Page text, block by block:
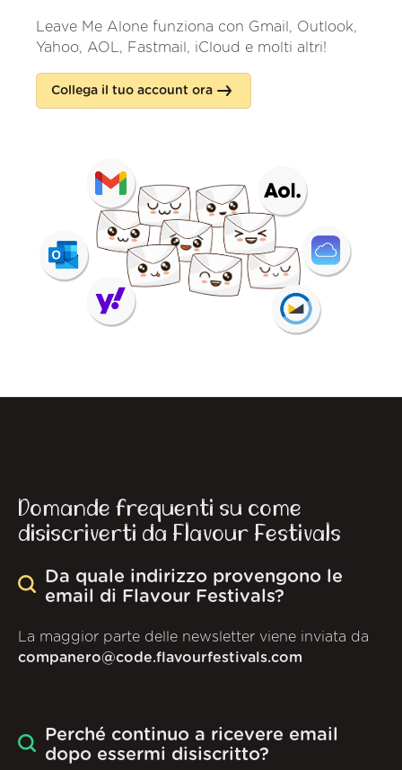
Leave Me Alone funziona con Gmail, Outlook,
Yahoo, AOL, Fastmail, iCloud e molti altri!
Collega il tuo account ora
Domande frequenti su come
disiscriverti da Flavour Festivals
Da quale indirizzo provengono le
email di Flavour Festivals?
La maggior parte delle newsletter viene inviata da
companero@code.flavourfestivals.com
Perché continuo a ricevere email
dopo essermi disiscritto?